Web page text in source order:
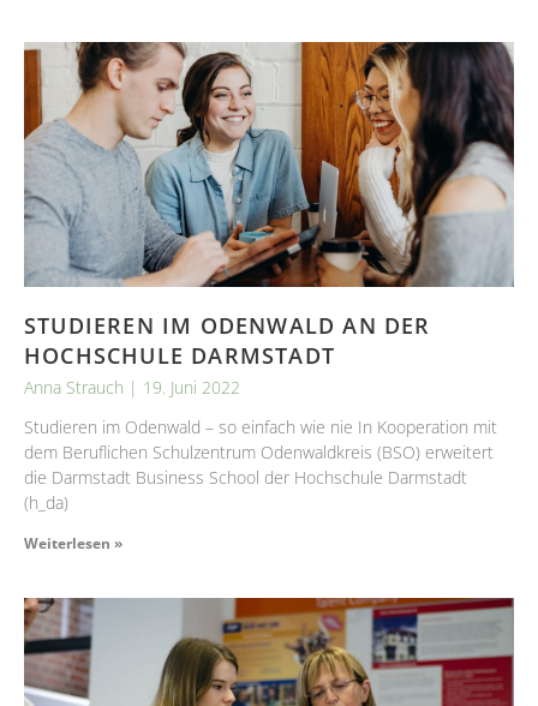
STUDIEREN IM ODENWALD AN DER
HOCHSCHULE DARMSTADT
Anna Strauch
19. Juni 2022
Studieren im Odenwald – so einfach wie nie In Kooperation mit
dem Beruflichen Schulzentrum Odenwaldkreis (BSO) erweitert
die Darmstadt Business School der Hochschule Darmstadt
(h_da)
Weiterlesen »